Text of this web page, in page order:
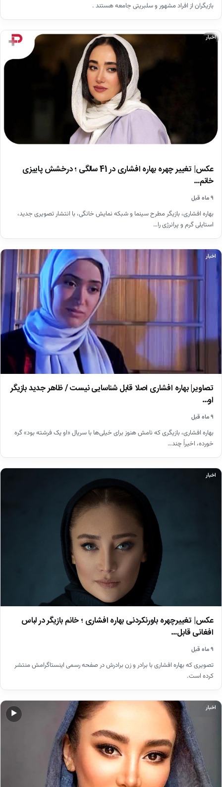
بازیگران از افراد مشهور و سلبریتی جامعه هستند .
اخبار
عکس| تغییر چهره بهاره افشاری در 41 سالگی ؛ درخشش پاییزی
خانم…
۹ ماه قبل
بهاره افشاری، بازیگر مطرح سینما و شبکه نمایش خانگی، با انتشار تصویری جدید،
استایلی گرم و پرانرژی را…
اخبار
تصاویر| بهاره افشاری اصلا قابل شناسایی نیست / ظاهر جدید بازیگر
او…
۹ ماه قبل
بهاره افشاری، بازیگری که نامش هنوز برای خیلی‌ها با سریال «او یک فرشته بود» گره
خورده، اخیراً چند…
اخبار
عکس| تغییرچهره باورنکردنی بهاره افشاری ؛ خانم بازیگر در لباس
افغانی قابل…
۹ ماه قبل
تصویری که بهاره افشاری با برادر و زن برادرش در صفحه رسمی اینستاگرامش منتشر
کرده است.
▶
اخبار